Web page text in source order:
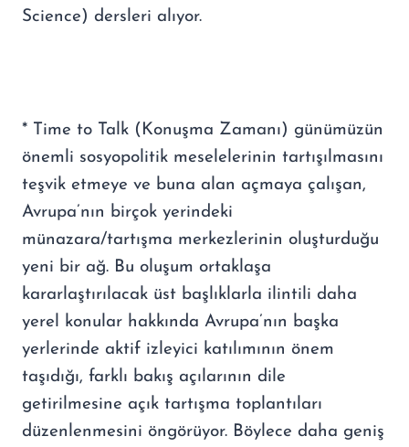
Science) dersleri alıyor.
* Time to Talk (Konuşma Zamanı) günümüzün
önemli sosyopolitik meselelerinin tartışılmasını
teşvik etmeye ve buna alan açmaya çalışan,
Avrupa’nın birçok yerindeki
münazara/tartışma merkezlerinin oluşturduğu
yeni bir ağ. Bu oluşum ortaklaşa
kararlaştırılacak üst başlıklarla ilintili daha
yerel konular hakkında Avrupa’nın başka
yerlerinde aktif izleyici katılımının önem
taşıdığı, farklı bakış açılarının dile
getirilmesine açık tartışma toplantıları
düzenlenmesini öngörüyor. Böylece daha geniş